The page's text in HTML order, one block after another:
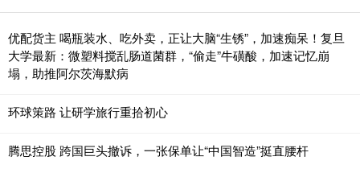
优配货主 喝瓶装水、吃外卖，正让大脑“生锈”，加速痴呆！复旦
大学最新：微塑料搅乱肠道菌群，“偷走”牛磺酸，加速记忆崩
塌，助推阿尔茨海默病
环球策路 让研学旅行重拾初心
腾思控股 跨国巨头撤诉，一张保单让“中国智造”挺直腰杆